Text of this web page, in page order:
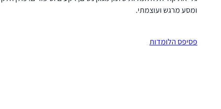
ומסע מרגש ועוצמתי.
פסיפס הלומדות